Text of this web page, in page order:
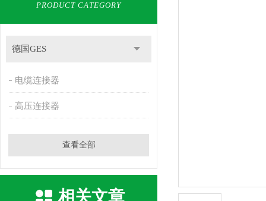
PRODUCT CATEGORY
德国GES
电缆连接器
高压连接器
查看全部
相关文章